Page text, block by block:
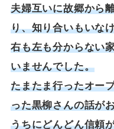
夫婦互いに故郷から
り、知り合いもいな
右も左も分からない
いませんでした。
たまたま行ったオー
った黒柳さんの話が
うちにどんどん信頼